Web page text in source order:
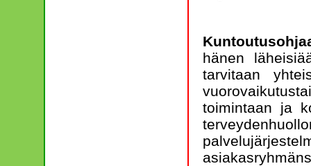
hänen
tarvitaan
toimintaan ja